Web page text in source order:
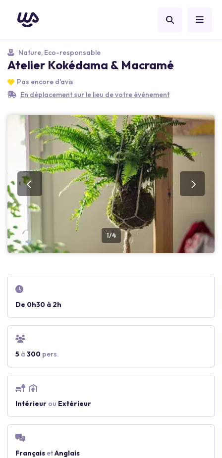
Nature, Eco-responsable
Atelier Kokédama & Macramé
Pas encore d'avis
En déplacement sur le lieu de votre événement
1/4
De 0h30 à 2h
5 à 300 pers.
Intérieur ou Extérieur
Français etAnglais